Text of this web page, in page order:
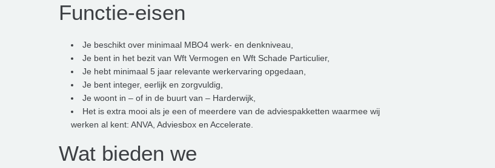
Functie-eisen
Je beschikt over minimaal MBO4 werk- en denkniveau,
Je bent in het bezit van Wft Vermogen en Wft Schade Particulier,
Je hebt minimaal 5 jaar relevante werkervaring opgedaan,
Je bent integer, eerlijk en zorgvuldig,
Je woont in – of in de buurt van – Harderwijk,
Het is extra mooi als je een of meerdere van de adviespakketten waarmee wij
werken al kent: ANVA, Adviesbox en Accelerate.
Wat bieden we